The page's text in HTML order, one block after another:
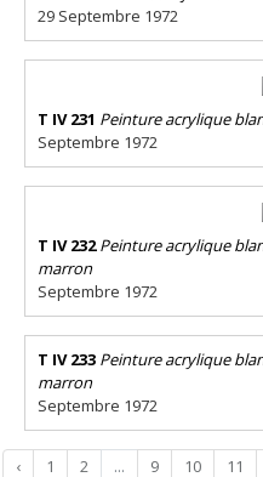
29 Septembre 1972
T IV 231 Peinture acrylique
Septembre 1972
T IV 232 Peinture acrylique
marron
Septembre 1972
T IV 233 Peinture acrylique
marron
Septembre 1972
‹ 1 2 ... 9 10 11